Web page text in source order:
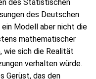
des Statistischen
des Deutschen
Modell aber nicht die
mathematischer
wie sich die Realität
verhalten würde.
Gerüst, das den